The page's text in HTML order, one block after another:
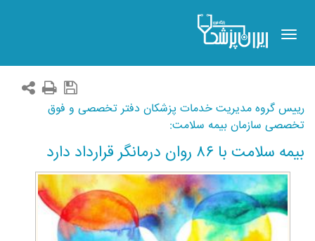
Toggle
navigation
رییس گروه مدیریت خدمات پزشکان دفتر تخصصی و فوق
تخصصی سازمان بیمه سلامت:
بیمه سلامت با ۸۶ روان درمانگر قرارداد دارد